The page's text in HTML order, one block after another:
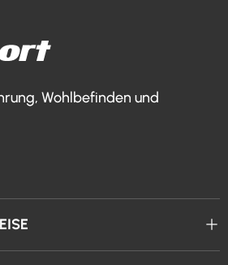
Wohlbefinden und